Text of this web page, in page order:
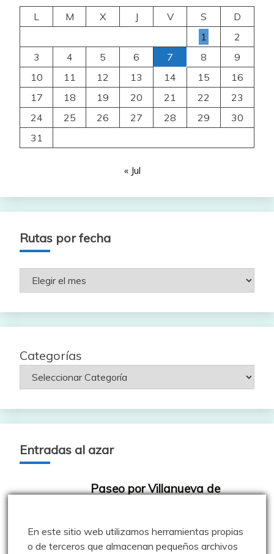
L
M X J V S
D
1
2
3
4 5 6 7 8
9
10
11 12 13 14 15
16
17
18 19 20 21 22
23
24
25 26 27 28 29
30
31
« Jul
Rutas por fecha
Rutas
por
Categorías
Entradas al azar
Paseo por Villanueva de
Aprovechando el veranillo de San
En este sitio web utilizamos herramientas propias
o de terceros que almacenan pequeños archivos